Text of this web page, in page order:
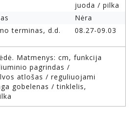
juoda / pilka
Nėra
terminas, d.d.
08.27-09.03
Matmenys: cm, funkcija
pagrindas /
atlošas / reguliuojami
gobelenas / tinklelis,